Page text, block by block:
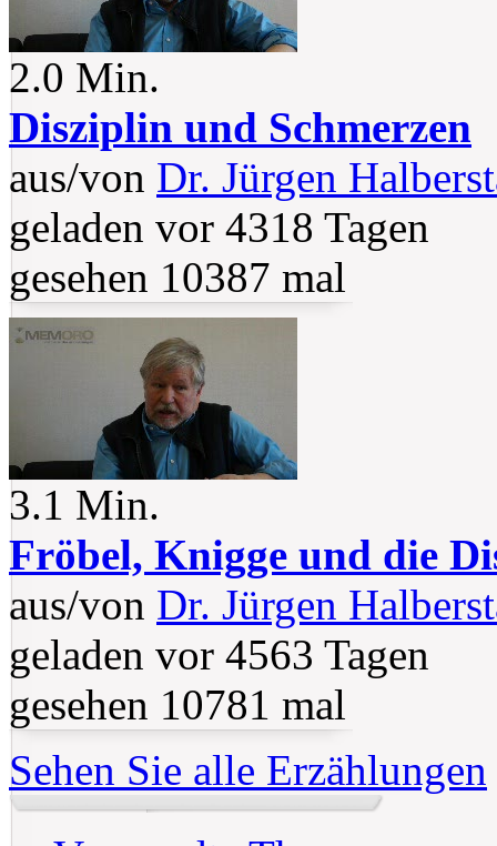
2.0 Min.
Disziplin und Schmerzen
aus/von Dr. Jürgen
geladen vor 4318 Tagen
gesehen 10387 mal
3.1 Min.
Fröbel, Knigge und die
aus/von Dr. Jürgen
geladen vor 4563 Tagen
gesehen 10781 mal
Sehen Sie alle Erzählungen